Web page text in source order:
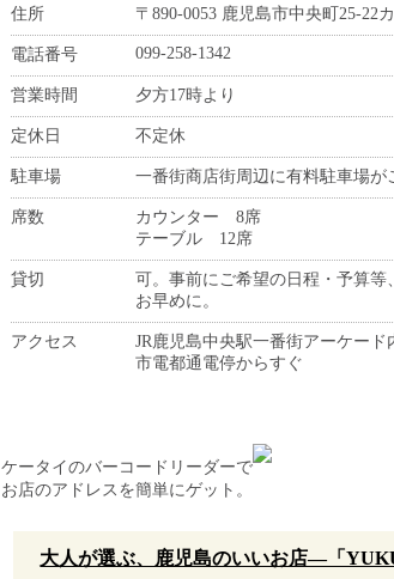
住所 〒890-0053 鹿児島市中央町25-22
電話番号 099-258-1342
営業時間 夕方17時より
定休日 不定休
駐車場 一番街商店街周辺に有料駐車場が
席数
カウンター 8席
テーブル 12席
貸切
可。事前にご希望の日程・予算
お早めに。
アクセス
JR鹿児島中央駅一番街アーケード
市電都通電停からすぐ
ケータイのバーコードリーダーで
お店のアドレスを簡単にゲット。
大人が選ぶ、鹿児島のいいお店—「